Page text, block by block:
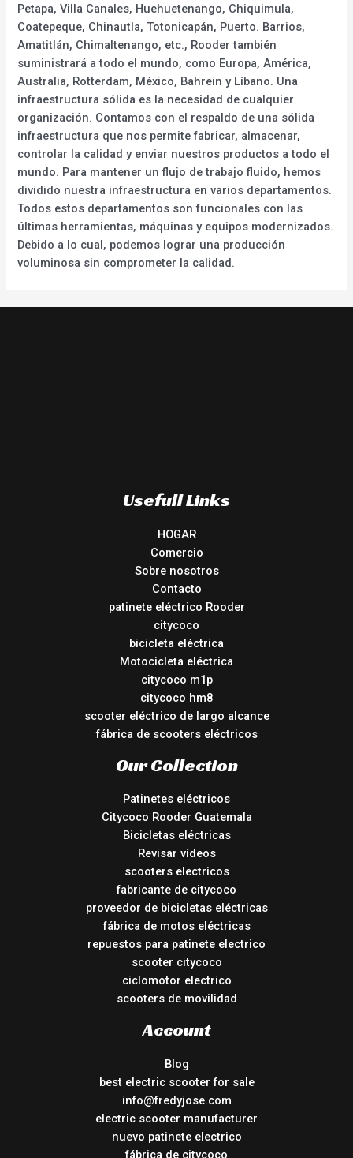
Petapa, Villa Canales, Huehuetenango, Chiquimula,
Coatepeque, Chinautla, Totonicapán, Puerto. Barrios,
Amatitlán, Chimaltenango, etc., Rooder también
suministrará a todo el mundo, como Europa, América,
Australia, Rotterdam, México, Bahrein y Líbano. Una
infraestructura sólida es la necesidad de cualquier
organización. Contamos con el respaldo de una sólida
infraestructura que nos permite fabricar, almacenar,
controlar la calidad y enviar nuestros productos a todo el
mundo. Para mantener un flujo de trabajo fluido, hemos
dividido nuestra infraestructura en varios departamentos.
Todos estos departamentos son funcionales con las
últimas herramientas, máquinas y equipos modernizados.
Debido a lo cual, podemos lograr una producción
voluminosa sin comprometer la calidad.
Usefull Links
HOGAR
Comercio
Sobre nosotros
Contacto
patinete eléctrico Rooder
citycoco
bicicleta eléctrica
Motocicleta eléctrica
citycoco m1p
citycoco hm8
scooter eléctrico de largo alcance
fábrica de scooters eléctricos
Our Collection
Patinetes eléctricos
Citycoco Rooder Guatemala
Bicicletas eléctricas
Revisar vídeos
scooters electricos
fabricante de citycoco
proveedor de bicicletas eléctricas
fábrica de motos eléctricas
repuestos para patinete electrico
scooter citycoco
ciclomotor electrico
scooters de movilidad
Account
Blog
best electric scooter for sale
info@fredyjose.com
electric scooter manufacturer
nuevo patinete electrico